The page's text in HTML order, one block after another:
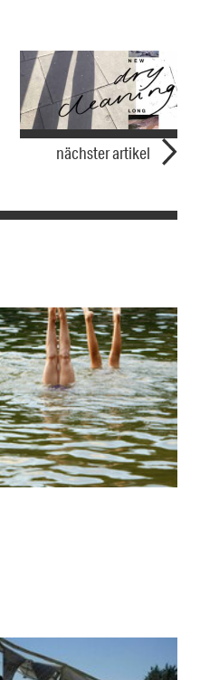
nächster artikel